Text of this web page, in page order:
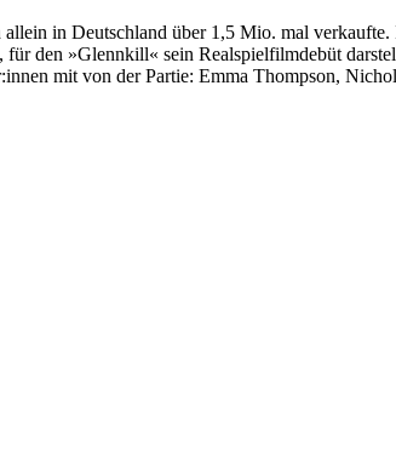
in Deutschland über 1,5 Mio. mal
den »Glennkill« sein Realspielfilmdebüt
mit von der Partie: Emma Thompson,